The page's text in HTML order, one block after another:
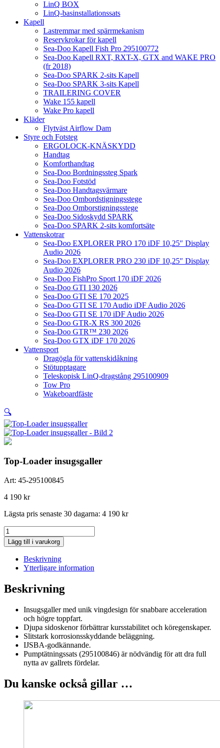
LinQ BOX
LinQ-basinstallationssats
Kapell
Lastremmar med spärrmekanism
Reservkrokar för kapell
Sea-Doo Kapell Fish Pro 295100772
Sea-Doo Kapell RXT, RXT-X, GTX and WAKE PRO
(fr 2018)
Sea-Doo SPARK 2-sits Kapell
Sea-Doo SPARK 3-sits Kapell
TRAILERING COVER
Wake 155 kapell
Wake Pro kapell
Kläder
Flytväst Airflow Dam
Styre och Fotsteg
ERGOLOCK-KNÄSKYDD
Handtag
Komforthandtag
Sea-Doo Bordningssteg Spark
Sea-Doo Fotstöd
Sea-Doo Handtagsvärmare
Sea-Doo Ombordstigningsstege
Sea-Doo Omborstigningsstege
Sea-Doo Sidoskydd SPARK
Sea-Doo SPARK 2-sits komfortsäte
Vattenskotrar
Sea-Doo EXPLORER PRO 170 iDF 10,25″ Display
Audio 2026
Sea-Doo EXPLORER PRO 230 iDF 10,25″ Display
Audio 2026
Sea-Doo FishPro Sport 170 iDF 2026
Sea-Doo GTI 130 2026
Sea-Doo GTI SE 170 2025
Sea-Doo GTI SE 170 Audio iDF Audio 2026
Sea-Doo GTI SE 170 iDF Audio 2026
Sea-Doo GTR-X RS 300 2026
Sea-Doo GTR™ 230 2026
Sea-Doo GTX iDF 170 2026
Vattensport
Dragögla för vattenskidåkning
Stötupptagare
Teleskopisk LinQ-dragstång 295100909
Tow Pro
Wakeboardfäste
🔍
Top-Loader insugsgaller
Art: 45-295100845
4 190 kr
Lägsta pris senaste 30 dagarna: 4 190 kr
Top-
Loader
insugsgaller
mängd
Lägg till i varukorg
Beskrivning
Ytterligare information
Beskrivning
Insugsgaller med unik vingdesign för snabbare acceleration
och högre toppfart.
Djupa sidoskenor förbättrar kursstabilitet och köregenskaper.
Slitstark korrosionsskyddande beläggning.
IJSBA-godkännande.
Pumptätningssats (295100846) är nödvändig för att dra full
nytta av gallrets fördelar.
Du kanske också gillar …